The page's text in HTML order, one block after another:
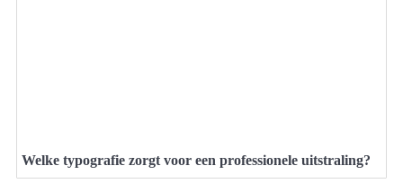
Welke typografie zorgt voor een professionele uitstraling?